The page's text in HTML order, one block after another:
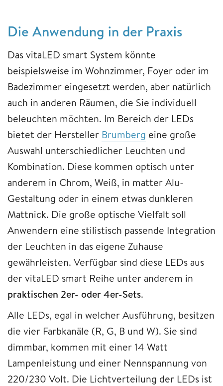
Die Anwendung in der Praxis
Das vitaLED smart System könnte
beispielsweise im Wohnzimmer, Foyer oder im
Badezimmer eingesetzt werden, aber natürlich
auch in anderen Räumen, die Sie individuell
beleuchten möchten. Im Bereich der LEDs
bietet der Hersteller Brumberg eine große
Auswahl unterschiedlicher Leuchten und
Kombination. Diese kommen optisch unter
anderem in Chrom, Weiß, in matter Alu-
Gestaltung oder in einem etwas dunkleren
Mattnick. Die große optische Vielfalt soll
Anwendern eine stilistisch passende Integration
der Leuchten in das eigene Zuhause
gewährleisten. Verfügbar sind diese LEDs aus
der vitaLED smart Reihe unter anderem in
praktischen 2er- oder 4er-Sets.
Alle LEDs, egal in welcher Ausführung, besitzen
die vier Farbkanäle (R, G, B und W). Sie sind
dimmbar, kommen mit einer 14 Watt
Lampenleistung und einer Nennspannung von
220/230 Volt. Die Lichtverteilung der LEDs ist